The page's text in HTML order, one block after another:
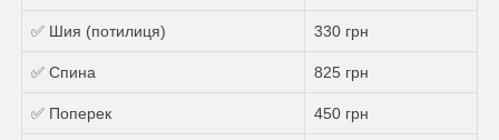
✅ Шия (потилиця) 330 грн
✅ Спина 825 грн
✅ Поперек 450 грн